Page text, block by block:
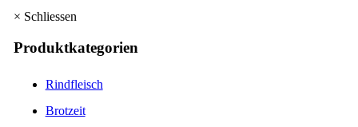
× Schliessen
Produktkategorien
Rindfleisch
Brotzeit